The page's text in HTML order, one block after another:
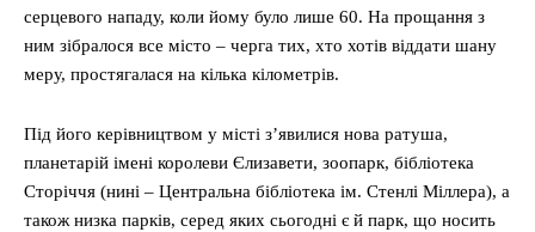
серцевого нападу, коли йому було лише 60. На прощання з
ним зібралося все місто – черга тих, хто хотів віддати шану
меру, простягалася на кілька кілометрів.
Під його керівництвом у місті з’явилися нова ратуша,
планетарій імені королеви Єлизавети, зоопарк, бібліотека
Сторіччя (нині – Центральна бібліотека ім. Стенлі Міллера), а
також низка парків, серед яких сьогодні є й парк, що носить